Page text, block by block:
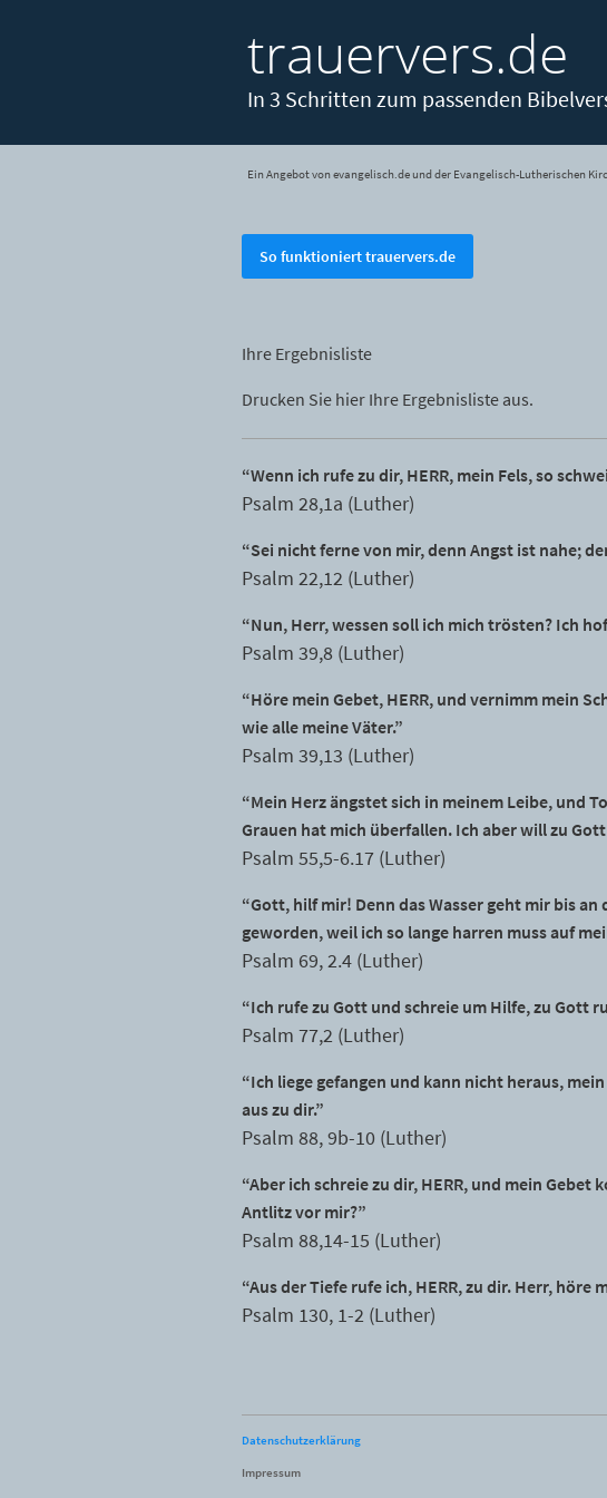
trauervers.de
In 3 Schritten zum passenden
Ein Angebot von evangelisch.de und der Evangelisch-Lutherischen
So funktioniert trauervers.de
Ihre Ergebnisliste
Drucken Sie hier Ihre Ergebnisliste aus.
“Wenn ich rufe zu dir, HERR, mein Fels, so
Psalm 28,1a (Luther)
“Sei nicht ferne von mir, denn Angst ist nahe;
Psalm 22,12 (Luther)
“Nun, Herr, wessen soll ich mich trösten? Ich
Psalm 39,8 (Luther)
“Höre mein Gebet, HERR, und vernimm mein
wie alle meine Väter.”
Psalm 39,13 (Luther)
“Mein Herz ängstet sich in meinem Leibe, und
Grauen hat mich überfallen. Ich aber will zu
Psalm 55,5-6.17 (Luther)
“Gott, hilf mir! Denn das Wasser geht mir bis
geworden, weil ich so lange harren muss auf
Psalm 69, 2.4 (Luther)
“Ich rufe zu Gott und schreie um Hilfe, zu Gott
Psalm 77,2 (Luther)
“Ich liege gefangen und kann nicht heraus,
aus zu dir.”
Psalm 88, 9b-10 (Luther)
“Aber ich schreie zu dir, HERR, und mein
Antlitz vor mir?”
Psalm 88,14-15 (Luther)
“Aus der Tiefe rufe ich, HERR, zu dir. Herr,
Psalm 130, 1-2 (Luther)
Datenschutzerklärung
Impressum